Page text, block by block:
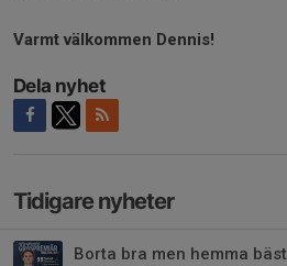
Varmt välkommen Dennis!
Dela nyhet
Tidigare nyheter
Borta bra men hemma bäst